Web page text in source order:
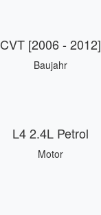
CVT [2006 - 2012]
Baujahr
L4 2.4L Petrol
Motor